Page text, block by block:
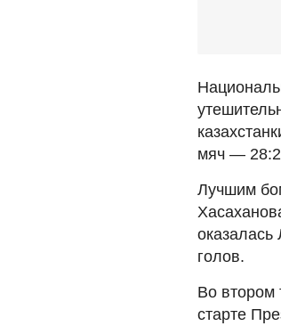
мяч —
Лучшим
оказалась
голов.
Во втором
старте